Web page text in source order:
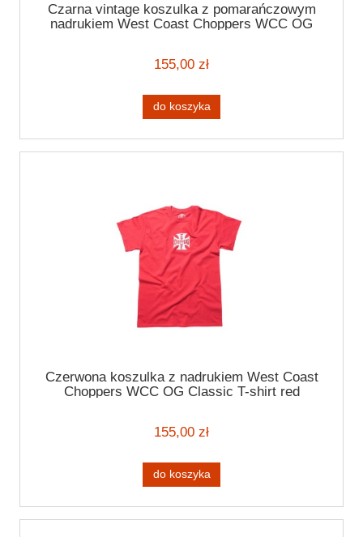
Czarna vintage koszulka z pomarańczowym
nadrukiem West Coast Choppers WCC OG
155,00 zł
do koszyka
Czerwona koszulka z nadrukiem West Coast
Choppers WCC OG Classic T-shirt red
155,00 zł
do koszyka